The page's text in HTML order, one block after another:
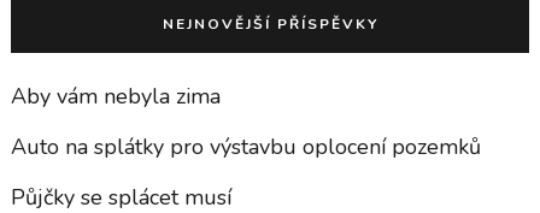
NEJNOVĚJŠÍ PŘÍSPĚVKY
Aby vám nebyla zima
Auto na splátky pro výstavbu oplocení pozemků
Půjčky se splácet musí